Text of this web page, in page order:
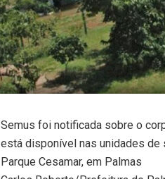
Semus foi notificada sobre o
está disponível nas unidades de
Parque Cesamar, em Palmas